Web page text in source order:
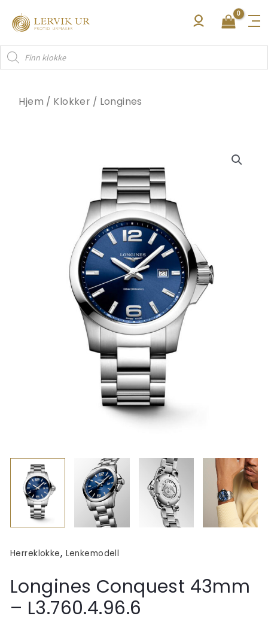
rett
innholdet
Products
search
Hjem / Klokker / Longines
Herreklokke, Lenkemodell
Longines Conquest 43mm
– L3.760.4.96.6